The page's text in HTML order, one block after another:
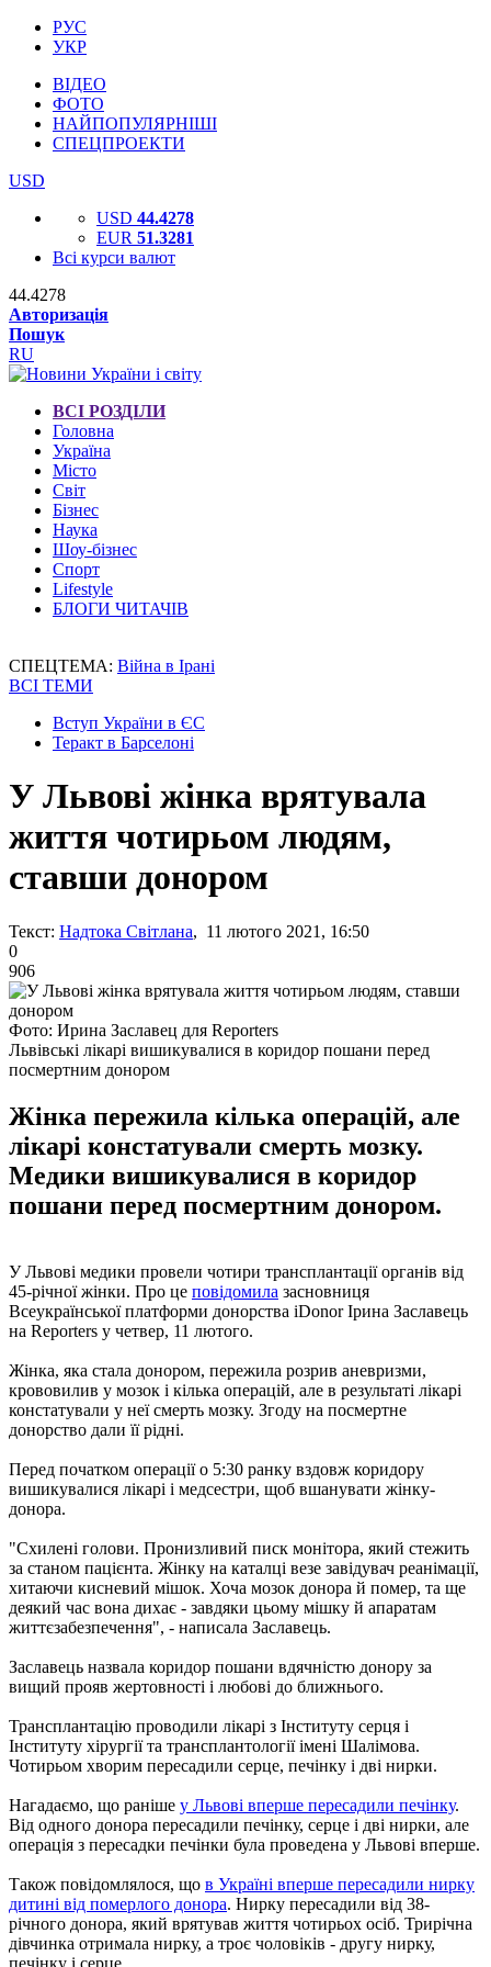
РУС
УКР
ВІДЕО
ФОТО
НАЙПОПУЛЯРНІШІ
СПЕЦПРОЕКТИ
USD
USD 44.4278
EUR 51.3281
Всі курси валют
44.4278
Авторизація
Пошук
RU
ВСІ РОЗДІЛИ
Головна
Україна
Місто
Світ
Бізнес
Наука
Шоу-бізнес
Спорт
Lifestyle
БЛОГИ ЧИТАЧІВ
СПЕЦТЕМА: Війна в Ірані
ВСІ ТЕМИ
Вступ України в ЄС
Теракт в Барселоні
У Львові жінка врятувала
життя чотирьом людям,
ставши донором
Текст: Надтока Світлана, 11 лютого 2021, 16:50
0
906
Фото: Ирина Заславец для Reporters
Львівські лікарі вишикувалися в коридор пошани перед
посмертним донором
Жінка пережила кілька операцій, але
лікарі констатували смерть мозку.
Медики вишикувалися в коридор
пошани перед посмертним донором.
У Львові медики провели чотири трансплантації органів від
45-річної жінки. Про це повідомила засновниця
Всеукраїнської платформи донорства iDonor Ірина Заславець
на Reporters у четвер, 11 лютого.
Жінка, яка стала донором, пережила розрив аневризми,
крововилив у мозок і кілька операцій, але в результаті лікарі
констатували у неї смерть мозку. Згоду на посмертне
донорство дали її рідні.
Перед початком операції о 5:30 ранку вздовж коридору
вишикувалися лікарі і медсестри, щоб вшанувати жінку-
донора.
"Схилені голови. Пронизливий писк монітора, який стежить
за станом пацієнта. Жінку на каталці везе завідувач реанімації,
хитаючи кисневий мішок. Хоча мозок донора й помер, та ще
деякий час вона дихає - завдяки цьому мішку й апаратам
життєзабезпечення", - написала Заславець.
Заславець назвала коридор пошани вдячністю донору за
вищий прояв жертовності і любові до ближнього.
Трансплантацію проводили лікарі з Інституту серця і
Інституту хірургії та трансплантології імені Шалімова.
Чотирьом хворим пересадили серце, печінку і дві нирки.
Нагадаємо, що раніше у Львові вперше пересадили печінку.
Від одного донора пересадили печінку, серце і дві нирки, але
операція з пересадки печінки була проведена у Львові вперше.
Також повідомлялося, що в Україні вперше пересадили нирку
дитині від померлого донора. Нирку пересадили від 38-
річного донора, який врятував життя чотирьох осіб. Трирічна
дівчинка отримала нирку, а троє чоловіків - другу нирку,
печінку і серце.